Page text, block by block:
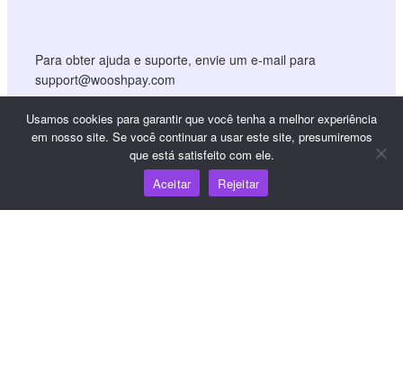
Para obter ajuda e suporte, envie um e-mail para
support@wooshpay.com
partner@wooshpay.com
Para obter informações sobre a mídia, envie um e-mail
para media@wooshpay.com
Usamos cookies para garantir que você tenha a melhor experiência
em nosso site. Se você continuar a usar este site, presumiremos
que está satisfeito com ele.
Aceitar
Rejeitar